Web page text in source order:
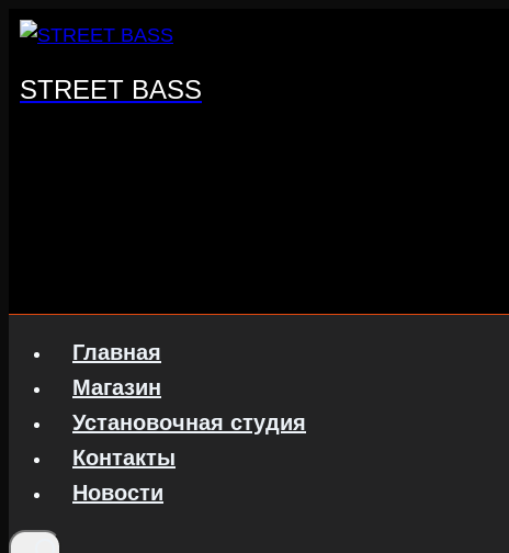
Перейти
содержанию
STREET BASS
Главная
Магазин
Установочная студия
Контакты
Новости